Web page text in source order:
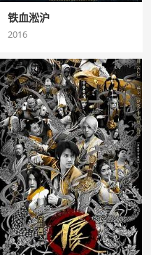
铁血淞沪
2016